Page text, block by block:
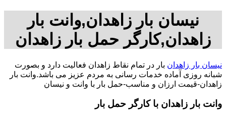
نیسان بار زاهدان,وانت بار
زاهدان,کارگر حمل بار زاهدان
نیسان بار زاهدان بار در تمام نقاط زاهدان فعالیت دارد و بصورت
شبانه روزی آماده خدمات رسانی به مردم عزیز می باشد.وانت بار
زاهدان-قیمت ارزان و مناسب-حمل بار با وانت و نیسان
وانت بار زاهدان با کارگر حمل بار